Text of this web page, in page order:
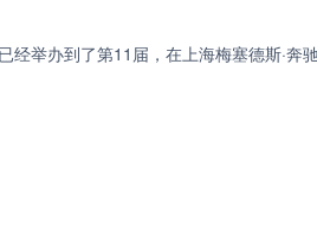
经举办到了第11届，在上海梅塞德斯·奔